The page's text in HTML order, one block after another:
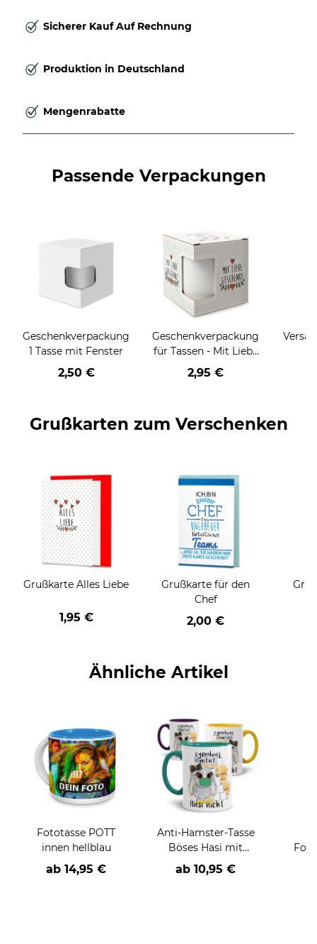
Sicherer Kauf Auf Rechnung
Produktion in Deutschland
Mengenrabatte
Passende Verpackungen
Geschenkverpackung
1 Tasse mit Fenster
2,50 €
Geschenkverpackung
für Tassen - Mit Liebe
geschenkt
2,95 €
Grußkarten zum Verschenken
Grußkarte Alles Liebe
1,95 €
Grußkarte für den
Chef
2,00 €
Ähnliche Artikel
Fototasse POTT
innen hellblau
ab 14,95 €
Anti-Hamster-Tasse
Böses Hasi mit
Spruch - Klopapier
und Nudeln
ab 10,95 €